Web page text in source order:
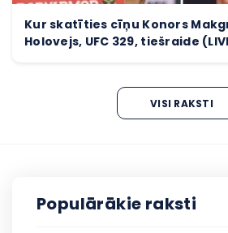
Kur skatīties cīņu Konors
Holovejs, UFC 329, tiešraide
VISI RAKSTI
Populārākie raksti